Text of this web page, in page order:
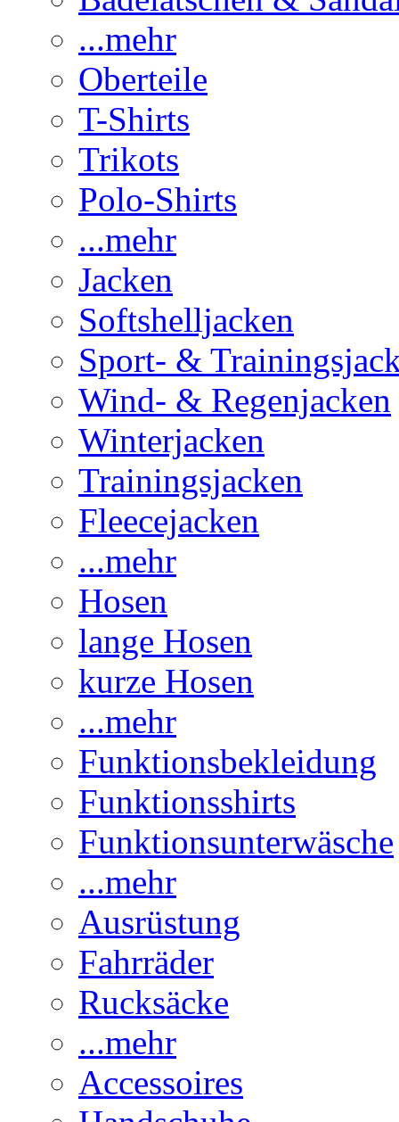
...mehr
Oberteile
T-Shirts
Trikots
Polo-Shirts
...mehr
Jacken
Softshelljacken
Sport- &
Wind- & Regenjacken
Winterjacken
Trainingsjacken
Fleecejacken
...mehr
Hosen
lange Hosen
kurze Hosen
...mehr
Funktionsbekleidung
Funktionsshirts
Funktionsunterwäsche
...mehr
Ausrüstung
Fahrräder
Rucksäcke
...mehr
Accessoires